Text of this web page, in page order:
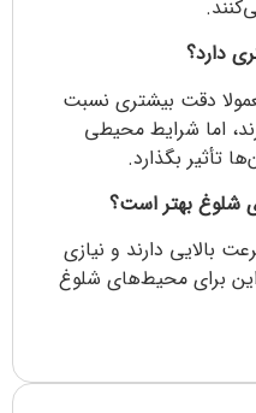
دقت بیشتری نسبت
اما شرایط محیطی
تأثیر بگذارد.
دارند و نیازی
برای محیط‌های شلوغ